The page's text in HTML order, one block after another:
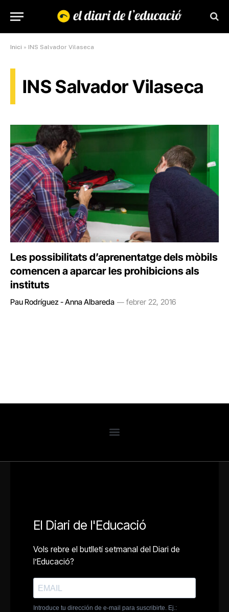
Inici » INS Salvador Vilaseca
INS Salvador Vilaseca
Les possibilitats d’aprenentatge dels mòbils
comencen a aparcar les prohibicions als
instituts
Pau Rodríguez - Anna Albareda febrer 22, 2016